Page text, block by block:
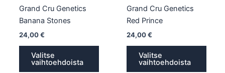
Grand Cru Genetics
Banana Stones
24,00€
Valitse
vaihtoehdoista
Grand Cru Genetics
Red Prince
24,00€
Valitse
vaihtoehdoista